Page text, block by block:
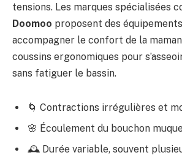
tensions. Les marques spécialisées
Doomoo proposent des
accompagner le confort de la
coussins ergonomiques pour
sans fatiguer le bassin.
🌀 Contractions irrégulières et
🌸 Écoulement du bouchon
🕰️ Durée variable, souvent